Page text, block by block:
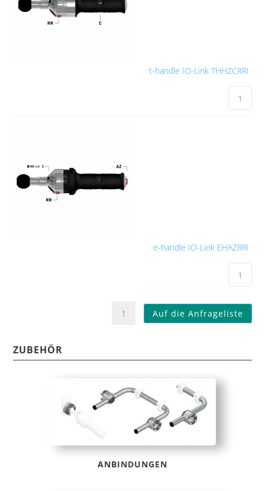
t-handle IO-Link THHZCRRI
e-handle IO-Link EHAZRRI
Bedienhandgriff
EHAZRRI,
handle
THHZCRRI
Auf die Anfrageliste
ZUBEHÖR
ANBINDUNGEN